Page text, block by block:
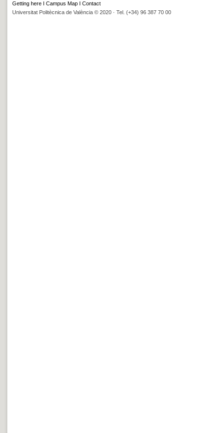
Getting here I Campus Map I Contact
Universitat Politècnica de València © 2020 · Tel. (+34) 96 387 70 00